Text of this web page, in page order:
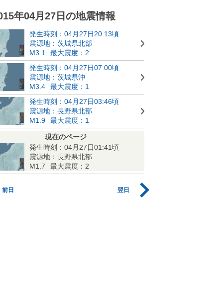
年04月27日の地震情報
発生時刻：04月27日20:13頃
震源地：茨城県北部
M3.1
最大震度：2
発生時刻：04月27日07:00頃
震源地：茨城県沖
M3.4
最大震度：1
発生時刻：04月27日03:46頃
震源地：長野県北部
M1.9
最大震度：1
現在のページ
発生時刻：04月27日01:41頃
震源地：長野県北部
M1.7
最大震度：2
前日 翌日